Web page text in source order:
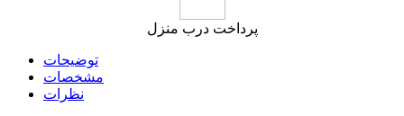
پرداخت درب منزل
توضیحات
مشخصات
نظرات